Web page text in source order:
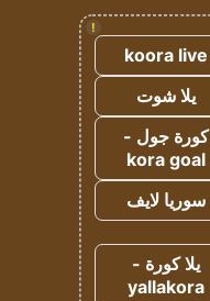
!
koora live
يلا شوت
كورة جول -
kora goal
سوريا لايف
يلا كورة -
yallakora